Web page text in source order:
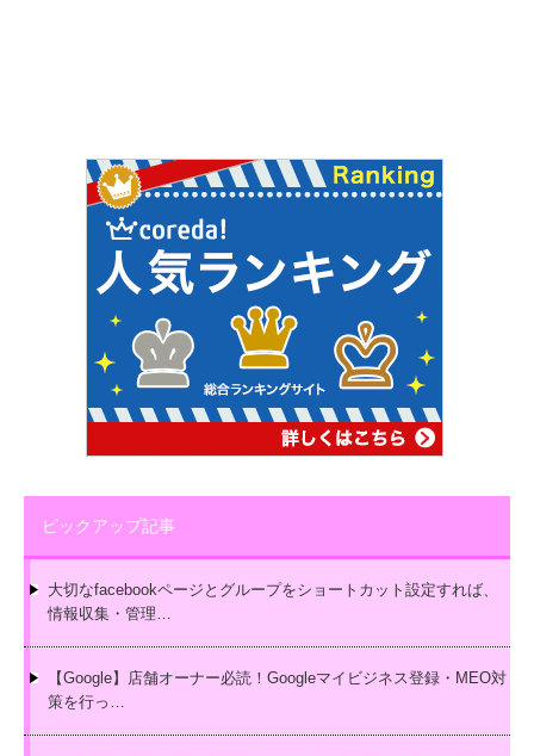
ピックアップ記事
大切なfacebookページとグループをショートカット設定すれば、
情報収集・管理…
【Google】店舗オーナー必読！Googleマイビジネス登録・MEO対
策を行っ…